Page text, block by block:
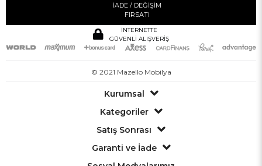
İADE / DEĞİŞİM
FIRSATI
İNTERNETTE
GÜVENLİ ALIŞVERİŞ
© 2021 Mazello Mobilya
Kurumsal
Kategoriler
Satış Sonrası
Garanti ve İade